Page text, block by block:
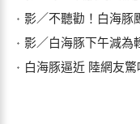
影／不聽勸！白海豚颱
影／白海豚下午減為輕
白海豚逼近 陸網友